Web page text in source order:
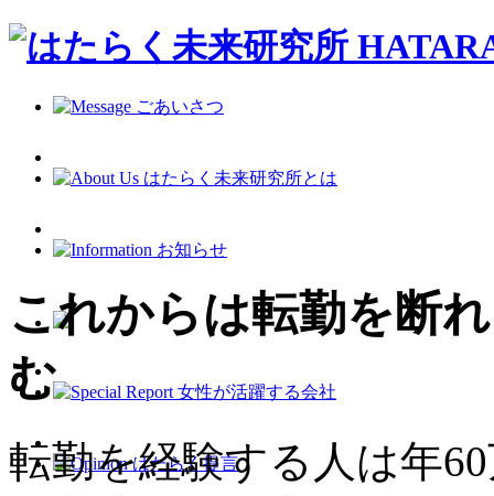
これからは転勤を断
む
転勤を経験する人は年